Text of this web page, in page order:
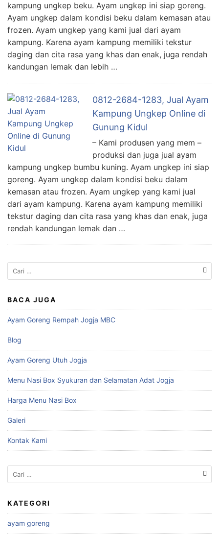
kampung ungkep beku. Ayam ungkep ini siap goreng.
Ayam ungkep dalam kondisi beku dalam kemasan atau
frozen. Ayam ungkep yang kami jual dari ayam
kampung. Karena ayam kampung memiliki tekstur
daging dan cita rasa yang khas dan enak, juga rendah
kandungan lemak dan lebih …
0812-2684-1283, Jual Ayam
Kampung Ungkep Online di
Gunung Kidul
– Kami produsen yang mem –
produksi dan juga jual ayam
kampung ungkep bumbu kuning. Ayam ungkep ini siap
goreng. Ayam ungkep dalam kondisi beku dalam
kemasan atau frozen. Ayam ungkep yang kami jual
dari ayam kampung. Karena ayam kampung memiliki
tekstur daging dan cita rasa yang khas dan enak, juga
rendah kandungan lemak dan …
Cari
untuk:
BACA JUGA
Ayam Goreng Rempah Jogja MBC
Blog
Ayam Goreng Utuh Jogja
Menu Nasi Box Syukuran dan Selamatan Adat Jogja
Harga Menu Nasi Box
Galeri
Kontak Kami
Cari
untuk:
KATEGORI
ayam goreng